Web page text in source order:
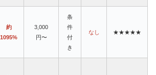
約
1095%
3,000
円〜
条
件
付
き
なし ★★★★★